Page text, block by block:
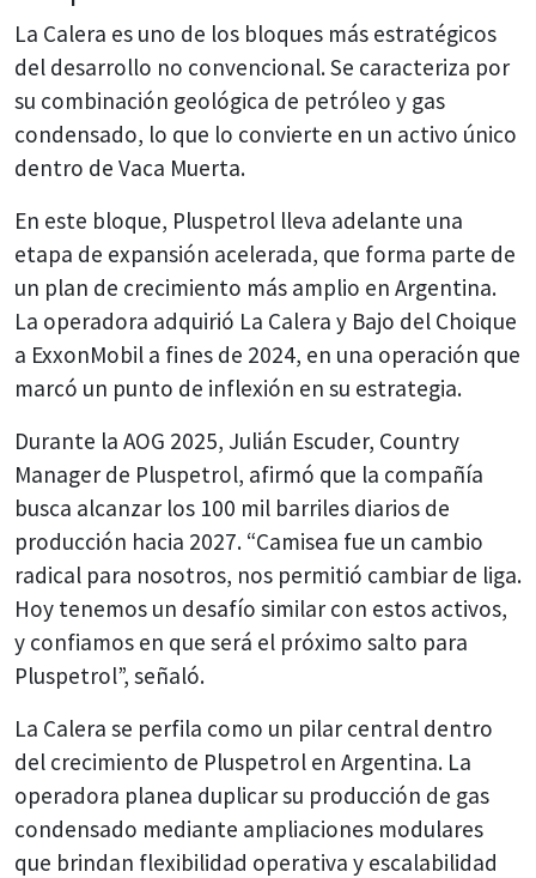
La Calera es uno de los bloques más estratégicos
del desarrollo no convencional. Se caracteriza por
su combinación geológica de petróleo y gas
condensado, lo que lo convierte en un activo único
dentro de Vaca Muerta.
En este bloque, Pluspetrol lleva adelante una
etapa de expansión acelerada, que forma parte de
un plan de crecimiento más amplio en Argentina.
La operadora adquirió La Calera y Bajo del Choique
a ExxonMobil a fines de 2024, en una operación que
marcó un punto de inflexión en su estrategia.
Durante la AOG 2025, Julián Escuder, Country
Manager de Pluspetrol, afirmó que la compañía
busca alcanzar los 100 mil barriles diarios de
producción hacia 2027. “Camisea fue un cambio
radical para nosotros, nos permitió cambiar de liga.
Hoy tenemos un desafío similar con estos activos,
y confiamos en que será el próximo salto para
Pluspetrol”, señaló.
La Calera se perfila como un pilar central dentro
del crecimiento de Pluspetrol en Argentina. La
operadora planea duplicar su producción de gas
condensado mediante ampliaciones modulares
que brindan flexibilidad operativa y escalabilidad